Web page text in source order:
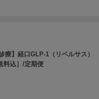
療】経口GLP-1（リベルサス）
料込］/定期便